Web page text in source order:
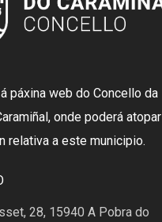
páxina web do Concello da
onde poderá atopar
relativa a este municipio.
28, 15940 A Pobra do